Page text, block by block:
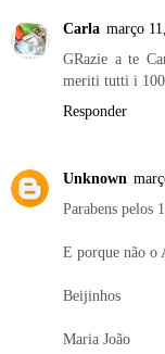
Carla março
GRazie a te
meriti tutti i
Responder
Unknown
Parabens pelos
E porque não o
Beijinhos
Maria João